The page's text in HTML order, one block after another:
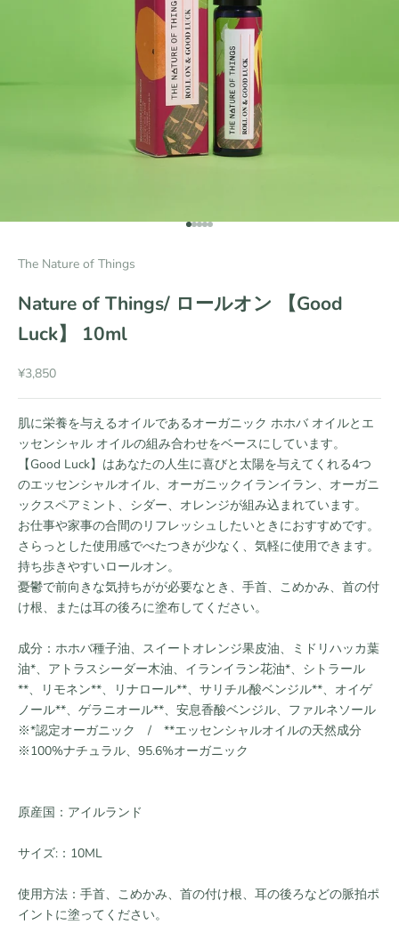
項目に移動する 1
項目に移動する 2
項目に移動する 3
項目に移動する 4
項目に移動する 5
The Nature of Things
Nature of Things/ ロールオン 【Good
Luck】 10ml
セール価格
¥3,850
肌に栄養を与えるオイルであるオーガニック ホホバ オイルとエ
ッセンシャル オイルの組み合わせをベースにしています。
【Good Luck】はあなたの人生に喜びと太陽を与えてくれる4つ
のエッセンシャルオイル、オーガニックイランイラン、オーガニ
ックスペアミント、シダー、オレンジが組み込まれています。
お仕事や家事の合間のリフレッシュしたいときにおすすめです。
さらっとした使用感でべたつきが少なく、気軽に使用できます。
持ち歩きやすいロールオン。
憂鬱で前向きな気持ちがが必要なとき、手首、こめかみ、首の付
け根、または耳の後ろに塗布してください。
成分：ホホバ種子油、スイートオレンジ果皮油、ミドリハッカ葉
油*、アトラスシーダー木油、イランイラン花油*、シトラール
**、リモネン**、リナロール**、サリチル酸ベンジル**、オイゲ
ノール**、ゲラニオール**、安息香酸ベンジル、ファルネソール
※*認定オーガニック / **エッセンシャルオイルの天然成分
※100%ナチュラル、95.6%オーガニック
原産国：アイルランド
サイズ:：10ML
使用方法：手首、こめかみ、首の付け根、耳の後ろなどの脈拍ポ
イントに塗ってください。